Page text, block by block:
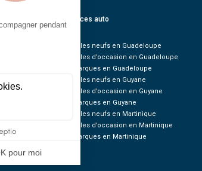
Annonces auto
Véhicules neufs en Guadeloupe
Véhicules d’occasion en Guadeloupe
Nos marques en Guadeloupe
Véhicules neufs en Guyane
Véhicules d’occasion en Guyane
Nos marques en Guyane
Véhicules neufs en Martinique
Véhicules d’occasion en Martinique
Nos marques en Martinique